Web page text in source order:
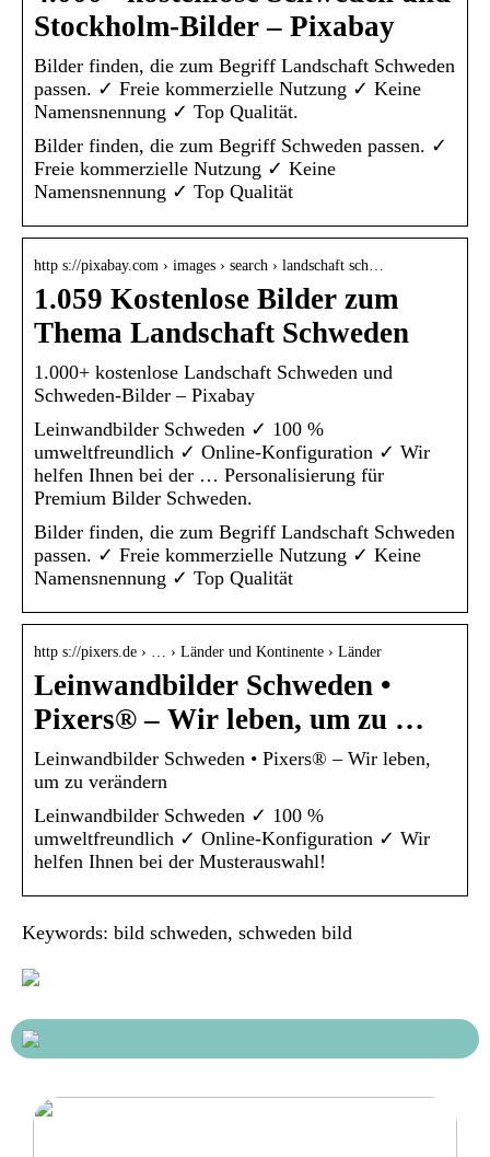
Stockholm-Bilder – Pixabay
Bilder finden, die zum Begriff Landschaft Schweden
passen. ✓ Freie kommerzielle Nutzung ✓ Keine
Namensnennung ✓ Top Qualität.
Bilder finden, die zum Begriff Schweden passen. ✓
Freie kommerzielle Nutzung ✓ Keine
Namensnennung ✓ Top Qualität
http s://pixabay.com › images › search › landschaft sch…
1.059 Kostenlose Bilder zum
Thema Landschaft Schweden
1.000+ kostenlose Landschaft Schweden und
Schweden-Bilder – Pixabay
Leinwandbilder Schweden ✓ 100 %
umweltfreundlich ✓ Online-Konfiguration ✓ Wir
helfen Ihnen bei der … Personalisierung für
Premium Bilder Schweden.
Bilder finden, die zum Begriff Landschaft Schweden
passen. ✓ Freie kommerzielle Nutzung ✓ Keine
Namensnennung ✓ Top Qualität
http s://pixers.de › … › Länder und Kontinente › Länder
Leinwandbilder Schweden •
Pixers® – Wir leben, um zu …
Leinwandbilder Schweden • Pixers® – Wir leben,
um zu verändern
Leinwandbilder Schweden ✓ 100 %
umweltfreundlich ✓ Online-Konfiguration ✓ Wir
helfen Ihnen bei der Musterauswahl!
Keywords: bild schweden, schweden bild